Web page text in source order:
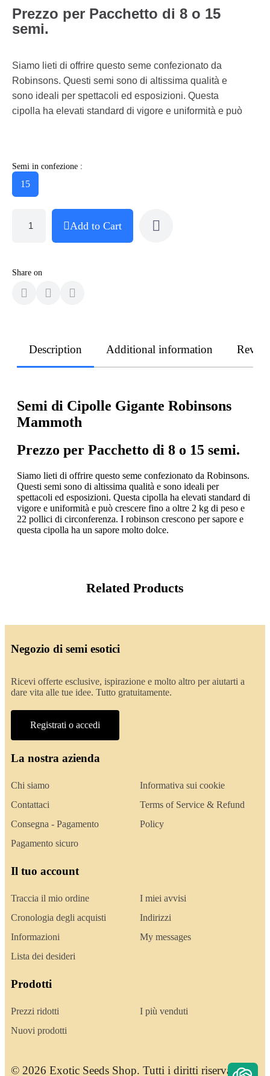
Prezzo per Pacchetto di 8 o 15
semi.
Siamo lieti di offrire questo seme confezionato da
Robinsons. Questi semi sono di altissima qualità e
sono ideali per spettacoli ed esposizioni. Questa
cipolla ha elevati standard di vigore e uniformità e può
Semi in confezione :
15
Add to Cart
Share on
Description Additional information
Semi di Cipolle Gigante Robinsons
Mammoth
Prezzo per Pacchetto di 8 o 15 semi.
Siamo lieti di offrire questo seme confezionato da Robinsons.
Questi semi sono di altissima qualità e sono ideali per
spettacoli ed esposizioni. Questa cipolla ha elevati standard di
vigore e uniformità e può crescere fino a oltre 2 kg di peso e
22 pollici di circonferenza. I robinson crescono per sapore e
questa cipolla ha un sapore molto dolce.
Related Products
Negozio di semi esotici
Ricevi offerte esclusive, ispirazione e molto altro per aiutarti a
dare vita alle tue idee. Tutto gratuitamente.
Registrati o accedi
La nostra azienda
Chi siamo
Contattaci
Consegna - Pagamento
Pagamento sicuro
Informativa sui cookie
Terms of Service & Refund
Policy
Il tuo account
Traccia il mio ordine
Cronologia degli acquisti
Informazioni
Lista dei desideri
I miei avvisi
Indirizzi
My messages
Prodotti
Prezzi ridotti
Nuovi prodotti
I più venduti
© 2026 Exotic Seeds Shop. Tutti i diritti riservati.